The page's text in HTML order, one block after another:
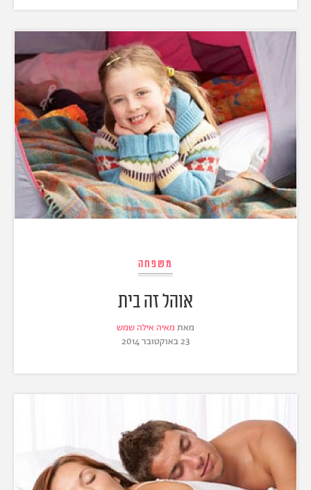
משפחה
אוהל זה בית
מאת מאיה אילה שמש
23 באוקטובר 2014